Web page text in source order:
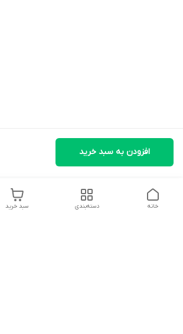
افزودن به سبد خرید
سبد خرید دسته‌بندی خانه